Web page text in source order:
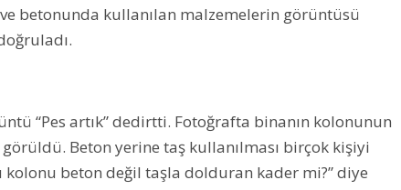
betonunda kullanılan malzemelerin görüntüsü
“Pes artık” dedirtti. Fotoğrafta binanın kolonunun
Beton yerine taş kullanılması birçok kişiyi
beton değil taşla dolduran kader mi?” diye